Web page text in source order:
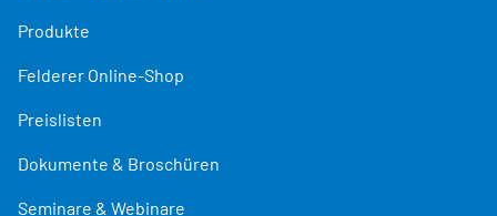
Produkte
Felderer Online-Shop
Preislisten
Dokumente & Broschüren
Seminare & Webinare